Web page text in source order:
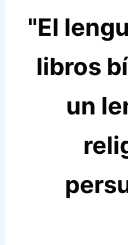
"El
libros
un